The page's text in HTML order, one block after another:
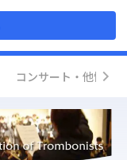
コンサート・他情報